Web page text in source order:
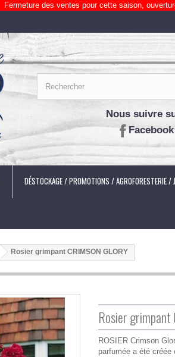
Fermeture des ventes pour cette saison,
Nous suivre
Facebook
DÉSTOCKAGE / PROMOTIONS / AGROFORESTERIE /
Rosier grimpant CRIMSON GLORY
Rosier grimpant
ROSIER Crimson
parfumée a été